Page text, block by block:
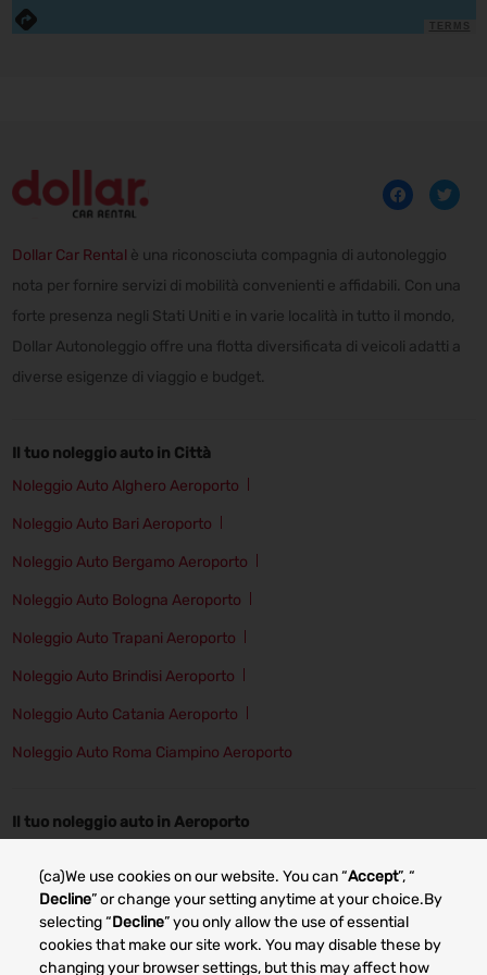
(ca)We use cookies on our website. You can “Accept”, “
Decline” or change your setting anytime at your choice.By
selecting “Decline” you only allow the use of essential
cookies that make our site work. You may disable these by
changing your browser settings, but this may affect how
Dollar Car Rental è una riconosciuta compagnia di autonoleggio
nota per fornire servizi di mobilità convenienti e affidabili. Con una
forte presenza negli Stati Uniti e in varie località in tutto il mondo,
Dollar Autonoleggio offre una flotta diversificata di veicoli adatti a
diverse esigenze di viaggio e budget.
Il tuo noleggio auto in Città
Noleggio Auto Alghero Aeroporto
Noleggio Auto Bari Aeroporto
Noleggio Auto Bergamo Aeroporto
Noleggio Auto Bologna Aeroporto
Noleggio Auto Trapani Aeroporto
Noleggio Auto Brindisi Aeroporto
Noleggio Auto Catania Aeroporto
Noleggio Auto Roma Ciampino Aeroporto
Il tuo noleggio auto in Aeroporto
Noleggio auto Bologna Noleggio auto Cagliari
Noleggio auto Catania Noleggio auto Trapani
Noleggio auto Genova Noleggio auto Milano